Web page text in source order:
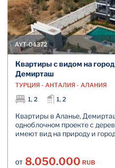
AYT-04372
Квартиры с видом на
Демирташ
ТУРЦИЯ - АНТАЛИЯ - АЛАНИЯ
1, 2
1, 2
Квартиры в Аланье,
одноблочном проекте с
имеют вид на природу и
ОТ 8.050.000 RUB